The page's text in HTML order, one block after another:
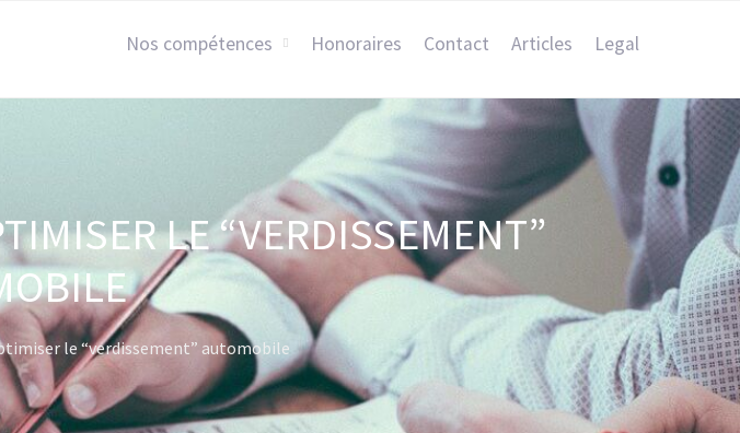
Nos compétences Honoraires Contact Articles Legal
LE “VERDISSEMENT”
le “verdissement” automobile